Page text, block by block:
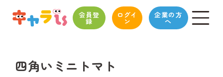
会員登
録
ログイ
ン
企業の方
へ
四角いミニトマト